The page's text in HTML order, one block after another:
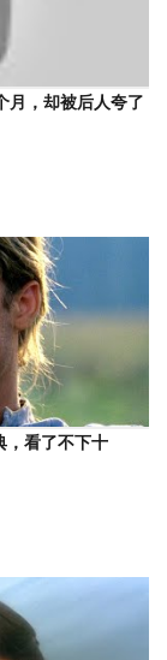
月，却被后人夸了
，看了不下十